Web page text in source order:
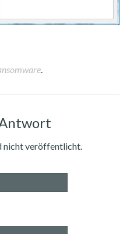
.
nicht veröffentlicht.